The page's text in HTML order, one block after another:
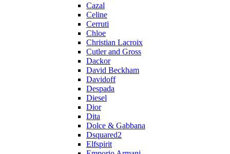
Cazal
Celine
Cerruti
Chloe
Christian Lacroix
Cutler and Gross
Dackor
David Beckham
Davidoff
Despada
Diesel
Dior
Dita
Dolce & Gabbana
Dsquared2
Elfspirit